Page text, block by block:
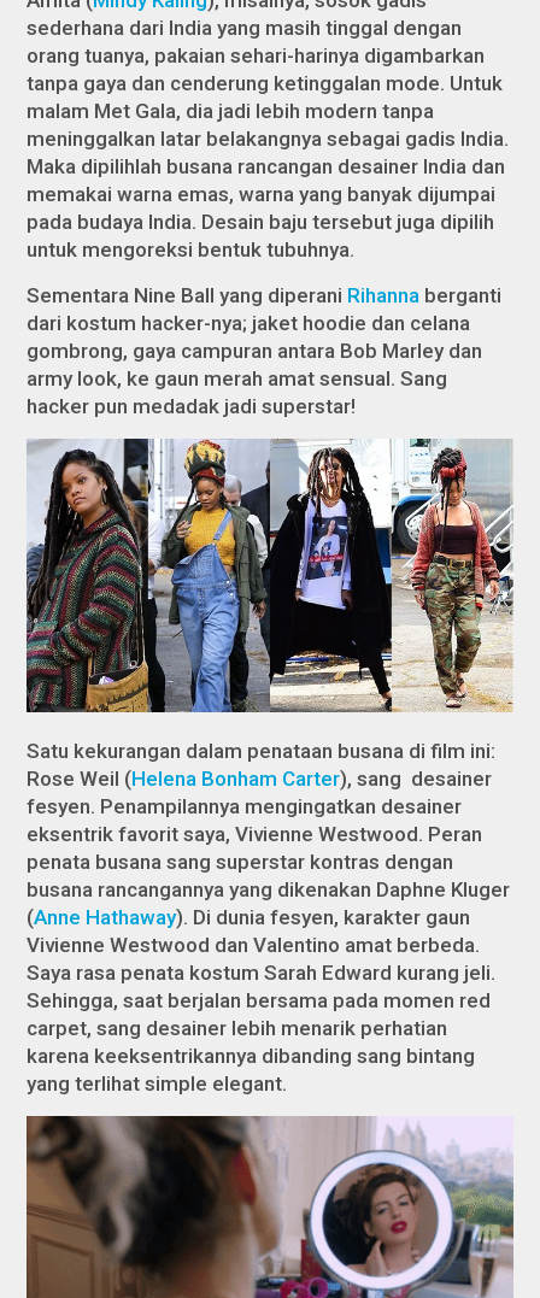
sederhana dari India yang masih tinggal dengan
orang tuanya, pakaian sehari-harinya digambarkan
tanpa gaya dan cenderung ketinggalan mode. Untuk
malam Met Gala, dia jadi lebih modern tanpa
meninggalkan latar belakangnya sebagai gadis India.
Maka dipilihlah busana rancangan desainer India dan
memakai warna emas, warna yang banyak dijumpai
pada budaya India. Desain baju tersebut juga dipilih
untuk mengoreksi bentuk tubuhnya.
Sementara Nine Ball yang diperani Rihanna berganti
dari kostum hacker-nya; jaket hoodie dan celana
gombrong, gaya campuran antara Bob Marley dan
army look, ke gaun merah amat sensual. Sang
hacker pun medadak jadi superstar!
Satu kekurangan dalam penataan busana di film ini:
Rose Weil (Helena Bonham Carter), sang desainer
fesyen. Penampilannya mengingatkan desainer
eksentrik favorit saya, Vivienne Westwood. Peran
penata busana sang superstar kontras dengan
busana rancangannya yang dikenakan Daphne Kluger
(Anne Hathaway). Di dunia fesyen, karakter gaun
Vivienne Westwood dan Valentino amat berbeda.
Saya rasa penata kostum Sarah Edward kurang jeli.
Sehingga, saat berjalan bersama pada momen red
carpet, sang desainer lebih menarik perhatian
karena keeksentrikannya dibanding sang bintang
yang terlihat simple elegant.